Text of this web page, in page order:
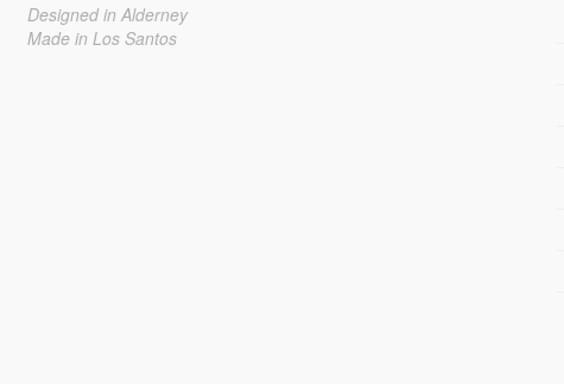
Designed in Alderney
Made in Los Santos